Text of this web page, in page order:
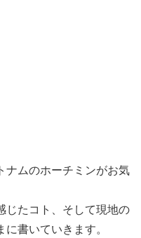
ナムのホーチミンがお気
じたコト、そして現地の
書いていきます。